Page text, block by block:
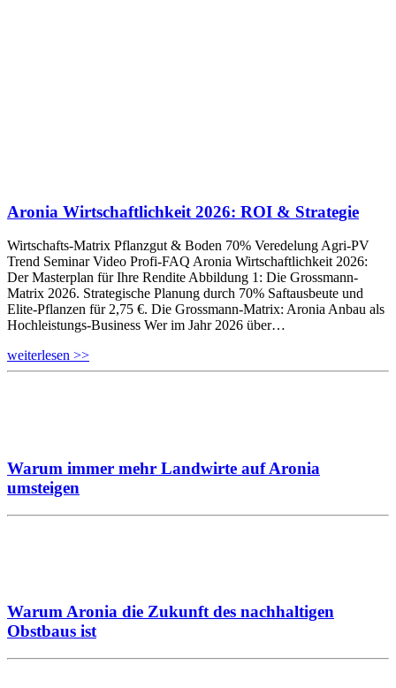
Aronia Wirtschaftlichkeit 2026: ROI & Strategie
Wirtschafts-Matrix Pflanzgut & Boden 70% Veredelung Agri-PV
Trend Seminar Video Profi-FAQ Aronia Wirtschaftlichkeit 2026:
Der Masterplan für Ihre Rendite Abbildung 1: Die Grossmann-
Matrix 2026. Strategische Planung durch 70% Saftausbeute und
Elite-Pflanzen für 2,75 €. Die Grossmann-Matrix: Aronia Anbau als
Hochleistungs-Business Wer im Jahr 2026 über…
weiterlesen >>
Warum immer mehr Landwirte auf Aronia
umsteigen
Warum Aronia die Zukunft des nachhaltigen
Obstbaus ist